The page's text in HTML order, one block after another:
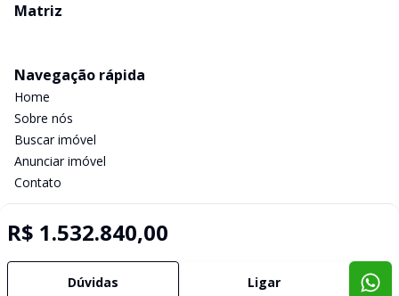
R$ 1.532.840,00
Dúvidas Ligar
Matriz
Navegação rápida
Home
Sobre nós
Buscar imóvel
Anunciar imóvel
Contato
Selo de Tecnologia Loft